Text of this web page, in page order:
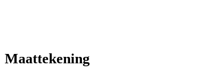
Maattekening